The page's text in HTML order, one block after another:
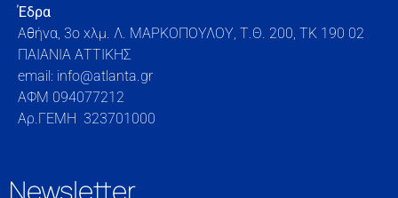
Έδρα
Αθήνα, 3o xλμ. Λ. ΜΑΡΚΟΠΟΥΛΟΥ, Τ.Θ. 200, TK 190 02
ΠΑΙΑΝΙΑ ΑΤΤΙΚΗΣ
email: info@atlanta.gr
ΑΦΜ 094077212
Αρ.ΓΕΜΗ 323701000
Newsletter